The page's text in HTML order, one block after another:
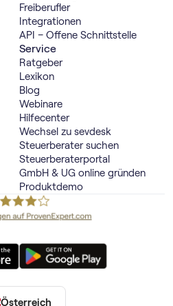
Freiberufler
Integrationen
API – Offene Schnittstelle
Service
Ratgeber
Lexikon
Blog
Webinare
Hilfecenter
Wechsel zu sevdesk
Steuerberater suchen
Steuerberaterportal
GmbH & UG online gründen
Produktdemo
Österreich